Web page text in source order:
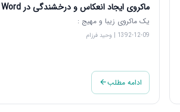
ماکروی ایجاد انعکاس و درخشندگی در Word
یک ماکروی زیبا و مهیج :
1392-12-09 | وحید فرزام
ادامه مطلب